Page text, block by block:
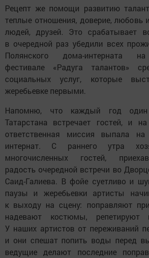
Рецепт же помощи развитию
теплые отношения, доверие, любовь
людей, друзей. Это срабатывает
в очередной раз убедили всех
Полянского дома-интерната
фестивале «Радуга талантов»
социальных услуг, которые
жеребьевке первыми.
Напомню, что каждый год один
Татарстана встречает гостей, и
ответственная миссия выпала
интернат. С раннего утра
многочисленных гостей,
радость очередной встречи во
Саид-Галиева. В фойе суетливо и
паузы и жеребьевки артисты
к выходу на сцену: поправляют
надевают костюмы, репетируют
У наших артистов от переживаний
и они спешат попить воды перед
ведущие делают последние